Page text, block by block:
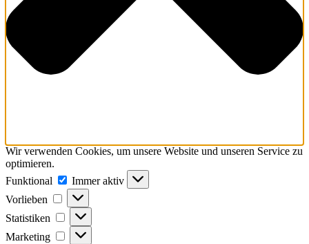
Wir verwenden Cookies, um unsere Website und unseren Service zu
optimieren.
Funktional
Funktional
Immer aktiv
Vorlieben
Vorlieben
Statistiken Statistiken
Marketing Marketing